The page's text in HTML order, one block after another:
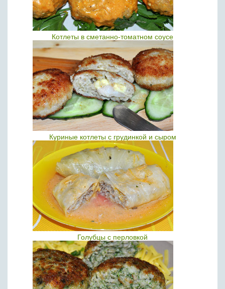
Котлеты в сметанно-томатном соусе
Куриные котлеты с грудинкой и сыром
Голубцы с перловкой